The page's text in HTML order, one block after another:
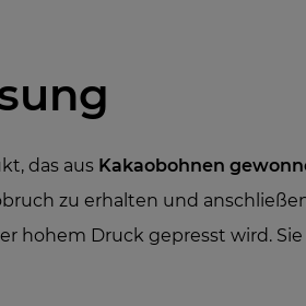
das aus Kakaobohnen
zu erhalten und
hohem Druck gepresst wird.